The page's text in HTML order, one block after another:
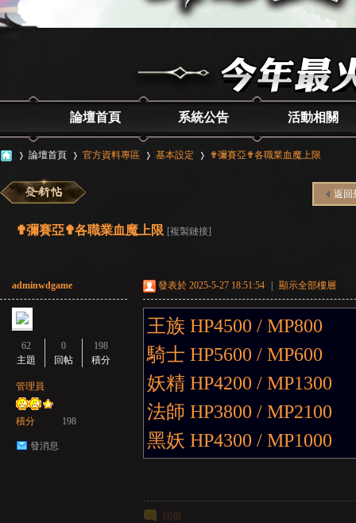
論壇首頁 系統公告 活動相關
論壇首頁
›
官方資料專區 基本設定 ✟彌賽亞✟各職業血魔上限
返回
✟彌賽亞✟各職業血魔上限 [複製鏈接]
adminwdgame
62
主題
0
回帖
198
積分
管理員
積分 198
發消息
發表於 2025-5-27 18:51:54 顯示全部樓層
王族 HP4500 / MP800
騎士 HP5600 / MP600
妖精 HP4200 / MP1300
法師 HP3800 / MP2100
黑妖 HP4300 / MP1000
回復